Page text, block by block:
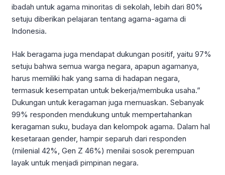
ibadah untuk agama minoritas di sekolah, lebih dari 80%
setuju diberikan pelajaran tentang agama-agama di
Indonesia.
Hak beragama juga mendapat dukungan positif, yaitu 97%
setuju bahwa semua warga negara, apapun agamanya,
harus memiliki hak yang sama di hadapan negara,
termasuk kesempatan untuk bekerja/membuka usaha.”
Dukungan untuk keragaman juga memuaskan. Sebanyak
99% responden mendukung untuk mempertahankan
keragaman suku, budaya dan kelompok agama. Dalam hal
kesetaraan gender, hampir separuh dari responden
(milenial 42%, Gen Z 46%) menilai sosok perempuan
layak untuk menjadi pimpinan negara.